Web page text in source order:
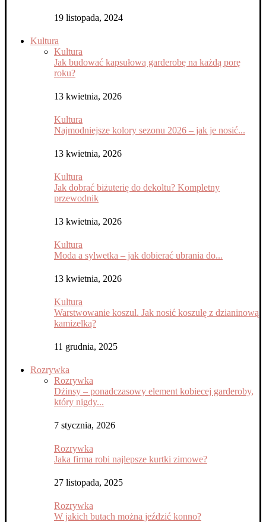
19 listopada, 2024
Kultura
Kultura
Jak budować kapsułową garderobę na każdą porę
roku?
13 kwietnia, 2026
Kultura
Najmodniejsze kolory sezonu 2026 – jak je nosić...
13 kwietnia, 2026
Kultura
Jak dobrać biżuterię do dekoltu? Kompletny
przewodnik
13 kwietnia, 2026
Kultura
Moda a sylwetka – jak dobierać ubrania do...
13 kwietnia, 2026
Kultura
Warstwowanie koszul. Jak nosić koszulę z dzianinową
kamizelką?
11 grudnia, 2025
Rozrywka
Rozrywka
Dżinsy – ponadczasowy element kobiecej garderoby,
który nigdy...
7 stycznia, 2026
Rozrywka
Jaka firma robi najlepsze kurtki zimowe?
27 listopada, 2025
Rozrywka
W jakich butach można jeździć konno?